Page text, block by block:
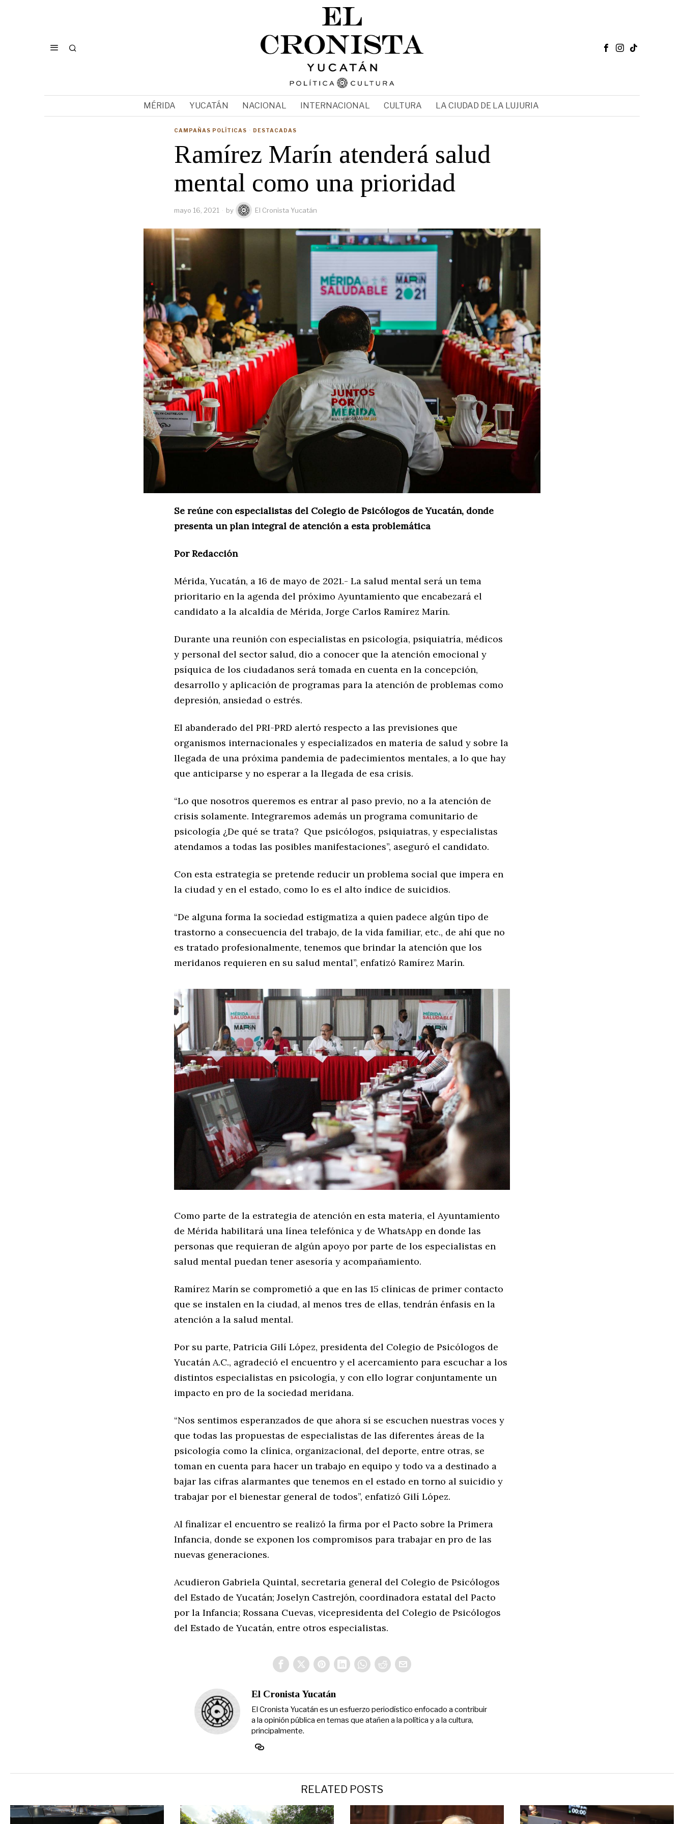
MÉRIDA YUCATÁN NACIONAL INTERNACIONAL CULTURA LA CIUDAD DE LA LUJURIA
CAMPAÑAS POLÍTICAS · DESTACADAS
Ramírez Marín atenderá salud
mental como una prioridad
mayo 16, 2021 by El Cronista Yucatán
Se reúne con especialistas del Colegio de Psicólogos de Yucatán, donde
presenta un plan integral de atención a esta problemática
Por Redacción
Mérida, Yucatán, a 16 de mayo de 2021.- La salud mental será un tema
prioritario en la agenda del próximo Ayuntamiento que encabezará el
candidato a la alcaldía de Mérida, Jorge Carlos Ramírez Marín.
Durante una reunión con especialistas en psicología, psiquiatría, médicos
y personal del sector salud, dio a conocer que la atención emocional y
psíquica de los ciudadanos será tomada en cuenta en la concepción,
desarrollo y aplicación de programas para la atención de problemas como
depresión, ansiedad o estrés.
El abanderado del PRI-PRD alertó respecto a las previsiones que
organismos internacionales y especializados en materia de salud y sobre la
llegada de una próxima pandemia de padecimientos mentales, a lo que hay
que anticiparse y no esperar a la llegada de esa crisis.
“Lo que nosotros queremos es entrar al paso previo, no a la atención de
crisis solamente. Integraremos además un programa comunitario de
psicología ¿De qué se trata? Que psicólogos, psiquiatras, y especialistas
atendamos a todas las posibles manifestaciones”, aseguró el candidato.
Con esta estrategia se pretende reducir un problema social que impera en
la ciudad y en el estado, como lo es el alto índice de suicidios.
“De alguna forma la sociedad estigmatiza a quien padece algún tipo de
trastorno a consecuencia del trabajo, de la vida familiar, etc., de ahí que no
es tratado profesionalmente, tenemos que brindar la atención que los
meridanos requieren en su salud mental”, enfatizó Ramírez Marín.
Como parte de la estrategia de atención en esta materia, el Ayuntamiento
de Mérida habilitará una línea telefónica y de WhatsApp en donde las
personas que requieran de algún apoyo por parte de los especialistas en
salud mental puedan tener asesoría y acompañamiento.
Ramírez Marín se comprometió a que en las 15 clínicas de primer contacto
que se instalen en la ciudad, al menos tres de ellas, tendrán énfasis en la
atención a la salud mental.
Por su parte, Patricia Gilí López, presidenta del Colegio de Psicólogos de
Yucatán A.C., agradeció el encuentro y el acercamiento para escuchar a los
distintos especialistas en psicología, y con ello lograr conjuntamente un
impacto en pro de la sociedad meridana.
“Nos sentimos esperanzados de que ahora sí se escuchen nuestras voces y
que todas las propuestas de especialistas de las diferentes áreas de la
psicología como la clínica, organizacional, del deporte, entre otras, se
toman en cuenta para hacer un trabajo en equipo y todo va a destinado a
bajar las cifras alarmantes que tenemos en el estado en torno al suicidio y
trabajar por el bienestar general de todos”, enfatizó Gilí López.
Al finalizar el encuentro se realizó la firma por el Pacto sobre la Primera
Infancia, donde se exponen los compromisos para trabajar en pro de las
nuevas generaciones.
Acudieron Gabriela Quintal, secretaria general del Colegio de Psicólogos
del Estado de Yucatán; Joselyn Castrejón, coordinadora estatal del Pacto
por la Infancia; Rossana Cuevas, vicepresidenta del Colegio de Psicólogos
del Estado de Yucatán, entre otros especialistas.
El Cronista Yucatán
El Cronista Yucatán es un esfuerzo periodístico enfocado a contribuir
a la opinión pública en temas que atañen a la política y a la cultura,
principalmente.
RELATED POSTS